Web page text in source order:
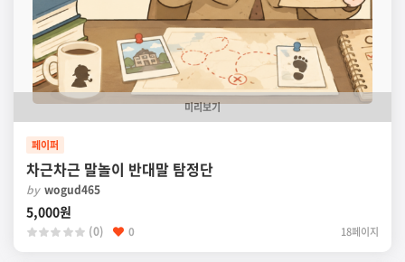
미리보기
페이퍼
차근차근 말놀이 반대말 탐정단
by wogud465
5,000원
(0) 0 18페이지